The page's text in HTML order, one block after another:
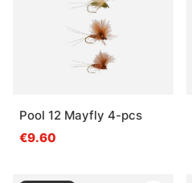
Pool 12 Mayfly 4-pcs
€9.60